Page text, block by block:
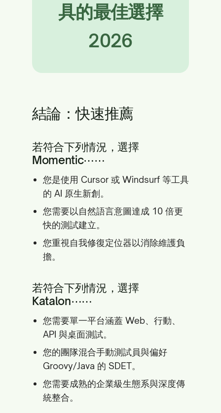
具的最佳選擇
2026
結論：快速推薦
若符合下列情況，選擇
Momentic⋯⋯
您是使用 Cursor 或 Windsurf 等工具
的 AI 原生新創。
您需要以自然語言意圖達成 10 倍更
快的測試建立。
您重視自我修復定位器以消除維護負
擔。
若符合下列情況，選擇
Katalon⋯⋯
您需要單一平台涵蓋 Web、行動、
API 與桌面測試。
您的團隊混合手動測試員與偏好
Groovy/Java 的 SDET。
您需要成熟的企業級生態系與深度傳
統整合。